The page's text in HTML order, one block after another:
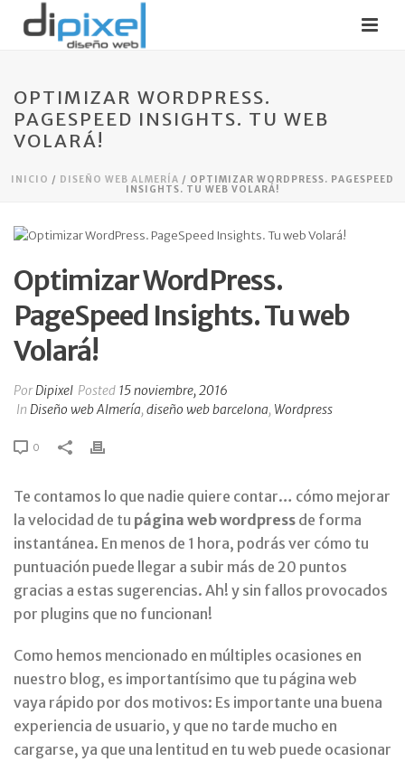
OPTIMIZAR WORDPRESS.
PAGESPEED INSIGHTS. TU WEB
VOLARÁ!
INICIO / DISEÑO WEB ALMERÍA / OPTIMIZAR WORDPRESS. PAGESPEED
INSIGHTS. TU WEB VOLARÁ!
Optimizar WordPress.
PageSpeed Insights. Tu web
Volará!
PorDipixel Posted 15 noviembre, 2016
In Diseño web Almería, diseño web barcelona, Wordpress
0
Te contamos lo que nadie quiere contar… cómo mejorar
la velocidad de tu página web wordpress de forma
instantánea. En menos de 1 hora, podrás ver cómo tu
puntuación puede llegar a subir más de 20 puntos
gracias a estas sugerencias. Ah! y sin fallos provocados
por plugins que no funcionan!
Como hemos mencionado en múltiples ocasiones en
nuestro blog, es importantísimo que tu página web
vaya rápido por dos motivos: Es importante una buena
experiencia de usuario, y que no tarde mucho en
cargarse, ya que una lentitud en tu web puede ocasionar